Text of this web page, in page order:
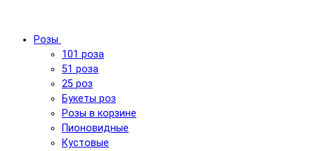
Розы
101 роза
51 роза
25 роз
Букеты роз
Розы в корзине
Пионовидные
Кустовые